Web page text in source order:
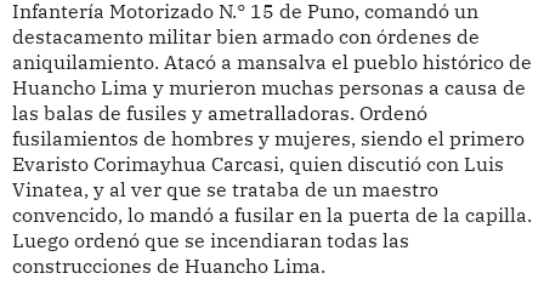
Infantería Motorizado N.° 15 de Puno, comandó un
destacamento militar bien armado con órdenes de
aniquilamiento. Atacó a mansalva el pueblo histórico de
Huancho Lima y murieron muchas personas a causa de
las balas de fusiles y ametralladoras. Ordenó
fusilamientos de hombres y mujeres, siendo el primero
Evaristo Corimayhua Carcasi, quien discutió con Luis
Vinatea, y al ver que se trataba de un maestro
convencido, lo mandó a fusilar en la puerta de la capilla.
Luego ordenó que se incendiaran todas las
construcciones de Huancho Lima.